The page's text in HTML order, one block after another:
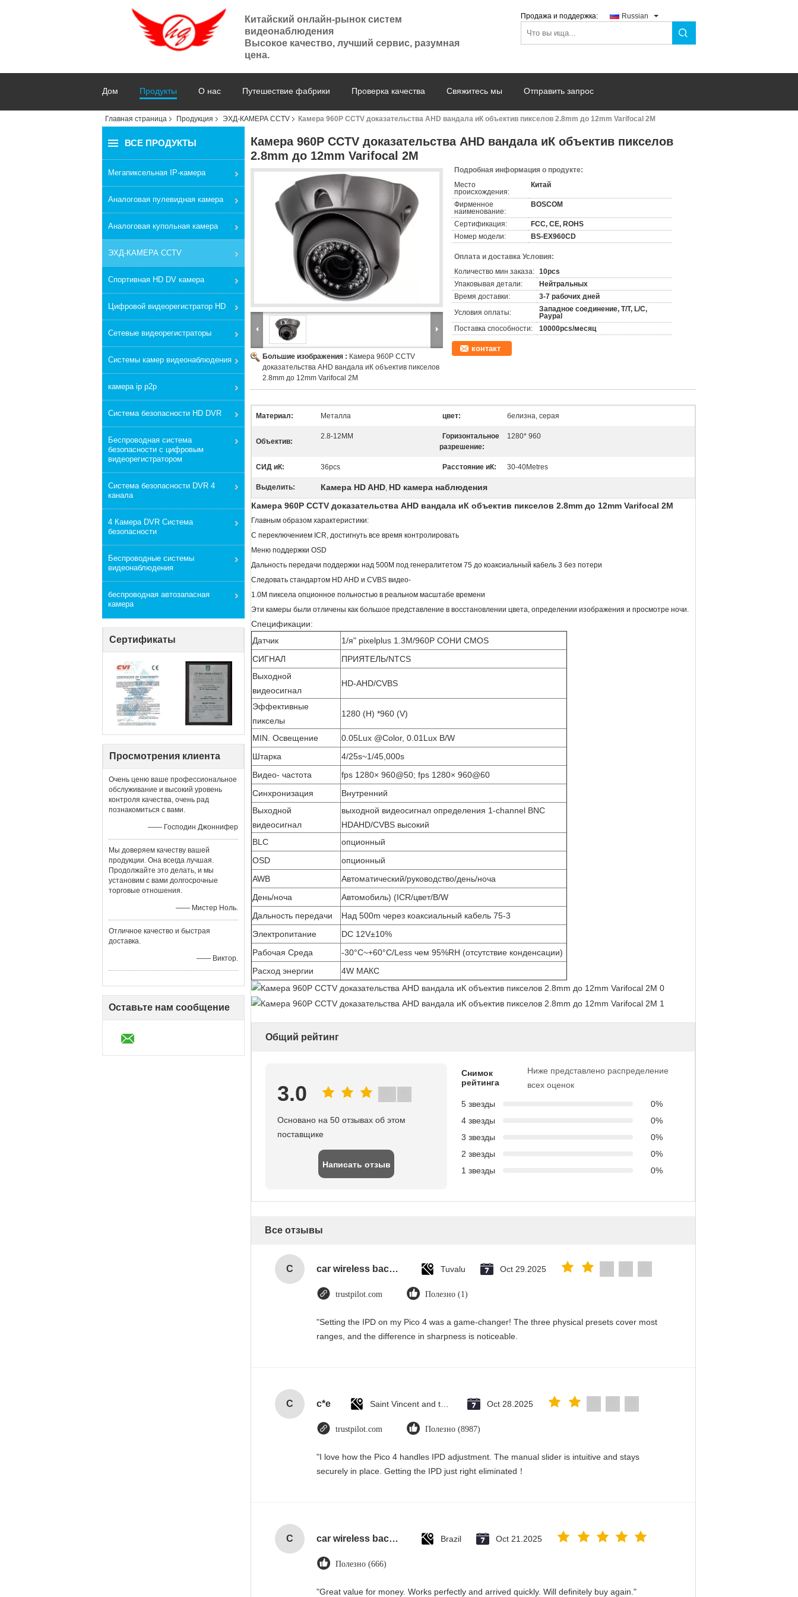
Китайский онлайн-рынок систем
видеонаблюдения
Высокое качество, лучший сервис, разумная
цена.
Продажа и поддержка: Russian
Дом Продукты О нас Путешествие фабрики Проверка качества Свяжитесь мы Отправить запрос
Главная страница Продукция ЭХД-КАМЕРА CCTV Камера 960P CCTV доказательства AHD вандала иК объектив пикселов 2.8mm до 12mm Varifocal 2M
ВСЕ ПРОДУКТЫ
Мегапиксельная IP-камера
Аналоговая пулевидная камера
Аналоговая купольная камера
ЭХД-КАМЕРА CCTV
Спортивная HD DV камера
Цифровой видеорегистратор HD
Сетевые видеорегистраторы
Системы камер видеонаблюдения
камера ip p2p
Система безопасности HD DVR
Беспроводная система
безопасности с цифровым
видеорегистратором
Система безопасности DVR 4
канала
4 Камера DVR Система
безопасности
Беспроводные системы
видеонаблюдения
беспроводная автозапасная
камера
Сертификаты
Просмотрения клиента
Очень ценю ваше профессиональное
обслуживание и высокий уровень
контроля качества, очень рад
познакомиться с вами.
—— Господин Джоннифер
Мы доверяем качеству вашей
продукции. Она всегда лучшая.
Продолжайте это делать, и мы
установим с вами долгосрочные
торговые отношения.
—— Мистер Ноль.
Отличное качество и быстрая
доставка.
—— Виктор.
Оставьте нам сообщение
Камера 960P CCTV доказательства AHD вандала иК объектив пикселов
2.8mm до 12mm Varifocal 2M
Большие изображения : Камера 960P CCTV
доказательства AHD вандала иК объектив пикселов
2.8mm до 12mm Varifocal 2M
Подробная информация о продукте:
Место
происхождения:
Китай
Фирменное
наименование:
BOSCOM
Сертификация:
FCC, CE, ROHS
Номер модели:
BS-EX960CD
Оплата и доставка Условия:
Количество мин заказа: 10pcs
Упаковывая детали:
Нейтральных
Время доставки:
3-7 рабочих дней
Условия оплаты:
Западное соединение, T/T, L/C,
Paypal
Поставка способности:
10000pcs/месяц
контакт
Материал: Металла цвет: белизна, серая
Объектив:
2.8-12MM
Горизонтальное
разрешение:
1280* 960
СИД иК: 36pcs Расстояние иК: 30-40Metres
Выделить: Камера HD AHD, HD камера наблюдения
Камера 960P CCTV доказательства AHD вандала иК объектив пикселов 2.8mm до 12mm Varifocal 2M
Главным образом характеристики:
С переключением ICR, достигнуть все время контролировать
Меню поддержки OSD
Дальность передачи поддержки над 500M под генералитетом 75 до коаксиальный кабель 3 без потери
Следовать стандартом HD AHD и CVBS видео-
1.0M пиксела опционное польностью в реальном масштабе времени
Эти камеры были отличены как большое представление в восстановлении цвета, определении изображения и просмотре ночи.
Спецификации:
Датчик
1/я" pixelplus 1.3M/960P СОНИ CMOS
СИГНАЛ
ПРИЯТЕЛЬ/NTCS
Выходной
видеосигнал
HD-AHD/CVBS
Эффективные
пикселы
1280 (H) *960 (V)
MIN. Освещение
0.05Lux @Color, 0.01Lux B/W
Штарка
4/25s~1/45,000s
Видео- частота
fps 1280× 960@50; fps 1280× 960@60
Синхронизация
Внутренний
Выходной
видеосигнал
выходной видеосигнал определения 1-channel BNC
HDAHD/CVBS высокий
BLC
опционный
OSD
опционный
AWB
Автоматический/руководство/день/ноча
День/ноча
Автомобиль) (ICR/цвет/B/W
Дальность передачи
Над 500m через коаксиальный кабель 75-3
Электропитание
DC 12V±10%
Рабочая Среда
-30°C~+60°C/Less чем 95%RH (отсутствие конденсации)
Расход энергии
4W МАКС
Общий рейтинг
3.0
Основано на 50 отзывах об этом
поставщике
Написать отзыв
Снимок
рейтинга
Ниже представлено распределение
всех оценок
5 звезды
0%
4 звезды
0%
3 звезды
0%
2 звезды
0%
1 звезды
0%
Все отзывы
C car wireless backup camera with wide view angle Tuvalu Oct 29.2025
trustpilot.com Полезно (1)
"Setting the IPD on my Pico 4 was a game-changer! The three physical presets cover most
ranges, and the difference in sharpness is noticeable.
C c*e Oct 28.2025
trustpilot.com Полезно (8987)
"I love how the Pico 4 handles IPD adjustment. The manual slider is intuitive and stays
securely in place. Getting the IPD just right eliminated！
C car wireless backup camera with wide view angle Brazil Oct 21.2025
Полезно (666)
"Great value for money. Works perfectly and arrived quickly. Will definitely buy again."